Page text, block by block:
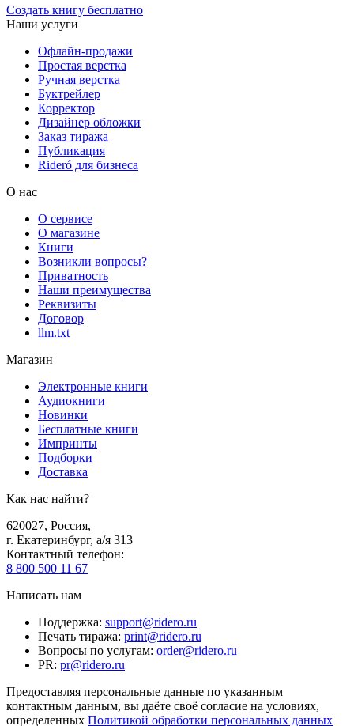
Создать книгу бесплатно
Наши услуги
Офлайн-продажи
Простая верстка
Ручная верстка
Буктрейлер
Корректор
Дизайнер обложки
Заказ тиража
Публикация
Rideró для бизнеса
О нас
О сервисе
О магазине
Книги
Возникли вопросы?
Приватность
Наши преимущества
Реквизиты
Договор
llm.txt
Магазин
Электронные книги
Аудиокниги
Новинки
Бесплатные книги
Импринты
Подборки
Доставка
Как нас найти?
620027, Россия,
г. Екатеринбург, а/я 313
Контактный телефон:
8 800 500 11 67
Написать нам
Поддержка: support@ridero.ru
Печать тиража: print@ridero.ru
Вопросы по услугам: order@ridero.ru
PR: pr@ridero.ru
Предоставляя персональные данные по указанным
контактным данным, вы даёте своё согласие на условиях,
определенных Политикой обработки персональных данных